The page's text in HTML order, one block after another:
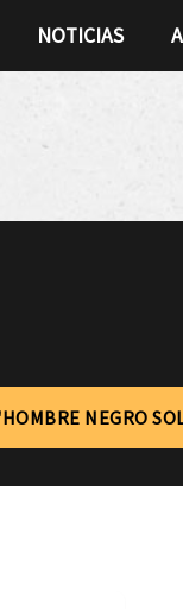
NOTICIAS
NEGRO